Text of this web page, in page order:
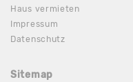
Haus vermieten
Impressum
Datenschutz
Sitemap